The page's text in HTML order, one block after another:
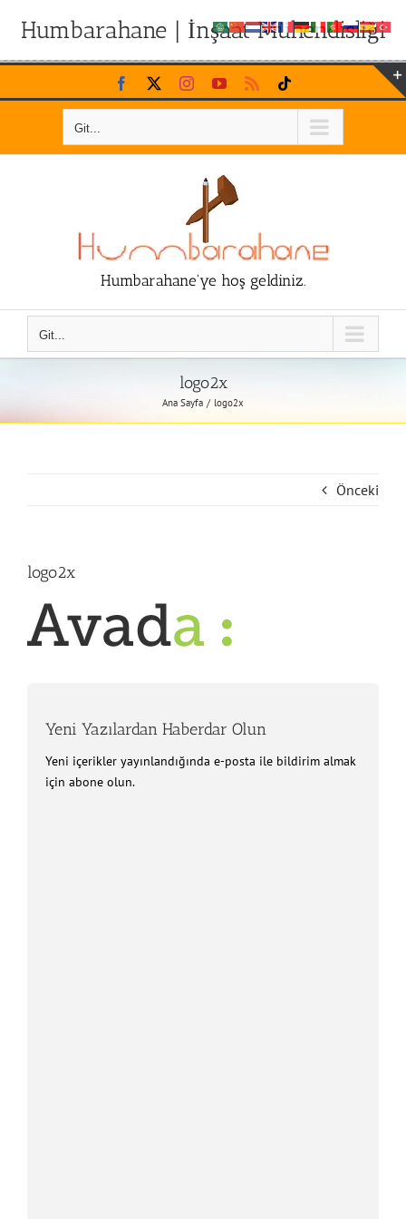
Humbarahane | İnşaat Mühendisliği
Skip
to
Facebook InstagramYouTubeRss
Git...
Humbarahane'ye hoş geldiniz.
Git...
logo2x
Ana Sayfa logo2x
Önceki
logo2x
Yeni Yazılardan Haberdar Olun
Yeni içerikler yayınlandığında e-posta ile bildirim almak
için abone olun.